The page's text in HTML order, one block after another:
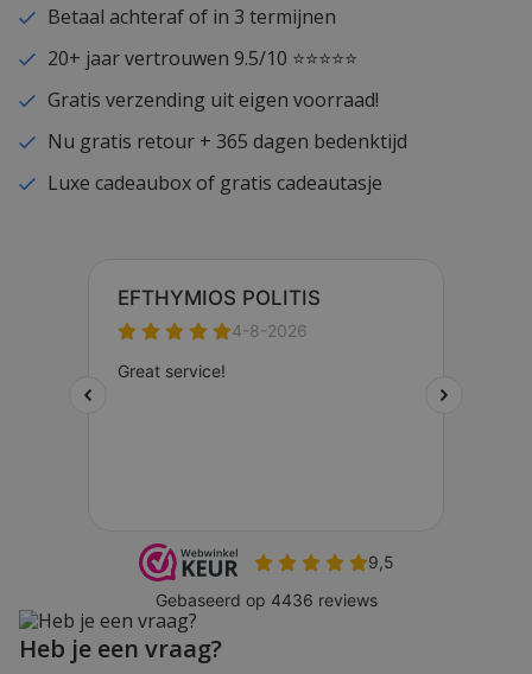
Betaal achteraf of in 3 termijnen
20+ jaar vertrouwen 9.5/10 ⭐⭐⭐⭐⭐
Gratis verzending uit eigen voorraad!
Nu gratis retour + 365 dagen bedenktijd
Luxe cadeaubox of gratis cadeautasje
Heb je een vraag?